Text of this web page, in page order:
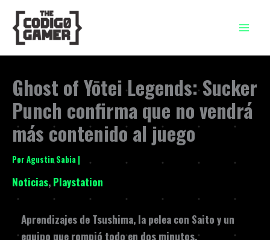
contenido
Ghost of Yōtei Legends: Sucker
Punch confirma que no vendrá
más contenido al juego
Por Agustin Sabia |
Noticias, Playstation
Aprendizajes de Tsushima, la pelea con Saito y un
equipo que rompió todo en dos minutos.